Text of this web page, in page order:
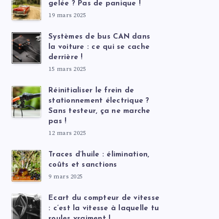
gelée ? Pas de panique !
19 mars 2025
Systèmes de bus CAN dans
la voiture : ce qui se cache
derrière !
15 mars 2025
Réinitialiser le frein de
stationnement électrique ?
Sans testeur, ça ne marche
pas !
12 mars 2025
Traces d’huile : élimination,
coûts et sanctions
9 mars 2025
Ecart du compteur de vitesse
: c’est la vitesse à laquelle tu